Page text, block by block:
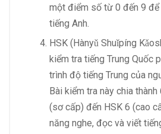
một điểm số từ 0 đến 9
tiếng Anh.
HSK (Hànyǔ Shuǐpíng
kiểm tra tiếng Trung Quốc
trình độ tiếng Trung của
Bài kiểm tra này chia
(sơ cấp) đến HSK 6 (cao
năng nghe, đọc và viết